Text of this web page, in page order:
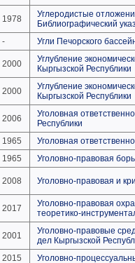
1978
Углеродистые
Библиографический
-
Угли Печорского
2000
Углубление
Кыргызской Республики
2000
Углубление
Кыргызской Республики
2006
Уголовная
Республики
1965
Уголовная
1965
Уголовно-правовая
2008 Уголовно-правовая и
2017
Уголовно-правовая
теоретико-
2001
Уголовно-правовые
дел Кыргызской
2015
Уголовно-